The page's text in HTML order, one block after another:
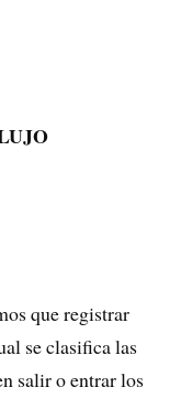
que registrar
se clasifica las
salir o entrar los